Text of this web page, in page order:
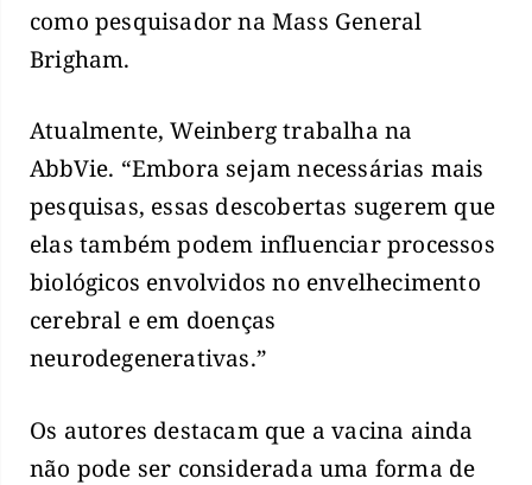
como pesquisador na Mass General
Brigham.
Atualmente, Weinberg trabalha na
AbbVie. “Embora sejam necessárias mais
pesquisas, essas descobertas sugerem que
elas também podem influenciar processos
biológicos envolvidos no envelhecimento
cerebral e em doenças
neurodegenerativas.”
Os autores destacam que a vacina ainda
não pode ser considerada uma forma de